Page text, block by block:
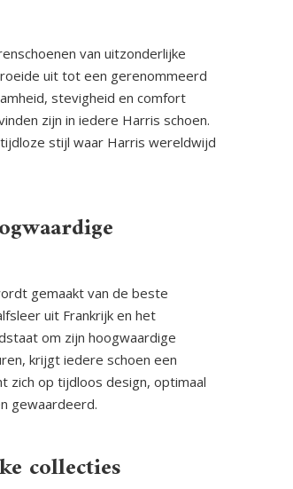
van uitzonderlijke
uit tot een gerenommeerd
stevigheid en comfort
zijn in iedere Harris schoen.
stijl waar Harris wereldwijd
gemaakt van de beste
uit Frankrijk en het
om zijn hoogwaardige
krijgt iedere schoen een
zich op tijdloos design, optimaal
gewaardeerd.
collecties